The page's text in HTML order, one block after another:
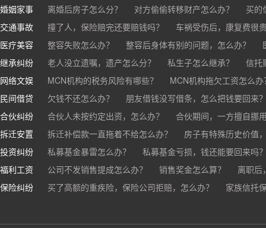
房东不退押金怎么办？ 买房的定金能退吗？ 买的房子
婚姻家事 离婚后房子怎么分？ 对方偷偷转移财产怎么办？
买的
离婚了公司股权怎么处理？
离婚后财产怎么分？
交通事故 撞了人，保险赔完还要赔钱吗？
车祸受伤后，康复费很
交通事故中，医保和对方赔偿能同时拿吗？
车祸导致人
医疗美容 整容失败怎么办？ 整容后身体有别的问题，怎么办？
医美机构宣传的与实际结果不符怎么办？
医疗事故怎么
医疗器械出问题，怎么办？
继承纠纷 老人没立遗嘱，遗产怎么分？ 私生子怎么继承？
信托
基金怎么继承？
股票怎么继承？
网络文娱 MCN机构的税务风险有哪些？
MCN机构拖欠工资怎么办
抖音账号归谁？
民间借贷 欠钱不还怎么办？
朋友借钱没写借条，怎么把钱要回来
帮人担保借款，对方不还，我要承担全部责任吗？
合伙纠纷 合伙人未按约定出资，怎么办？
合伙期间，一方擅自挪
和合伙人有矛盾，怎么办？
拆迁安置 拆迁补偿款一直拖着不给怎么办？
房子有特殊历史价值
投资纠纷
私募基金暴雷怎么办？
私募基金亏损，钱还能要回来吗
福利工资
公司不发销售提成怎么办？ 销售奖金怎么算？
离职后
销售目标未完成，公司有权不发提成和奖金吗？
公司变
保险纠纷 买了高额的重疾险，保险公司拒赔，怎么办？
家族信托